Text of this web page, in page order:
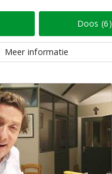
Doos (6)
Meer informatie